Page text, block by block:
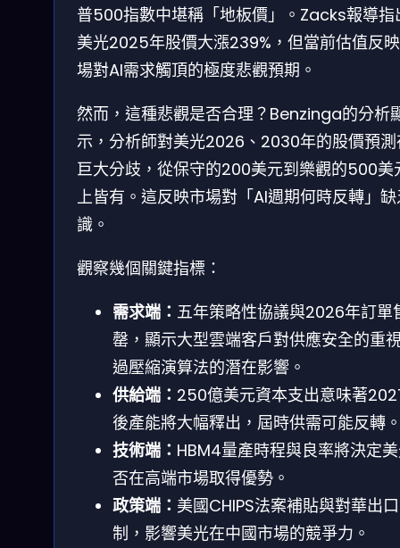
普500指數中堪稱「地板價」。Zacks報導指
美光2025年股價大漲239%，但當前估值反
場對AI需求觸頂的極度悲觀預期。
然而，這種悲觀是否合理？Benzinga的分析
示，分析師對美光2026、2030年的股價預
巨大分歧，從保守的200美元到樂觀的500美
上皆有。這反映市場對「AI週期何時反轉」
識。
觀察幾個關鍵指標：
需求端： 五年策略性協議與2026年訂單
罄，顯示大型雲端客戶對供應安全的重
過壓縮演算法的潛在影響。
供給端： 250億美元資本支出意味著
後產能將大幅釋出，屆時供需可能反轉
技術端： HBM4量產時程與良率將決定
否在高端市場取得優勢。
政策端： 美國CHIPS法案補貼與對華出
制，影響美光在中國市場的競爭力。